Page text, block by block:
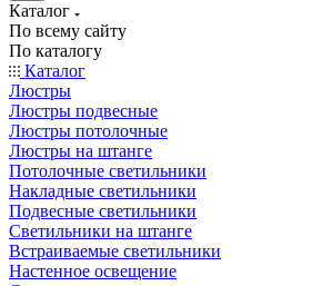
Каталог
По всему сайту
По каталогу
Каталог
Люстры
Люстры подвесные
Люстры потолочные
Люстры на штанге
Потолочные светильники
Накладные светильники
Подвесные светильники
Светильники на штанге
Встраиваемые светильники
Настенное освещение